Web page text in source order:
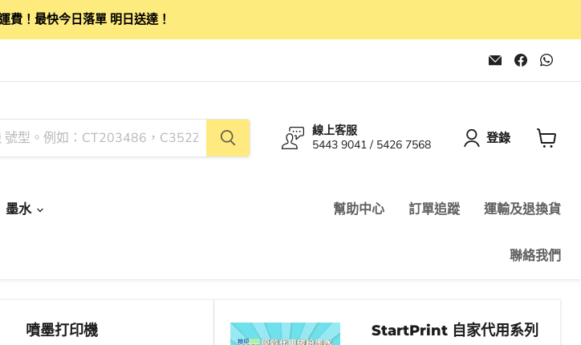
費！最快今日落單 明日送達！
在
電
子
到
在
找
找
線上客服
5443 9041 / 5426 7568
登錄
物
車
墨水 幫助中心 訂單追蹤 運輸及退換貨
聯絡我們
噴墨打印機 StartPrint 自家代用系列